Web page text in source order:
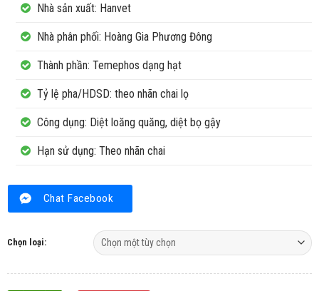
Nhà sản xuất: Hanvet
Nhà phân phối: Hoàng Gia Phương Đông
Thành phần: Temephos dạng hạt
Tỷ lệ pha/HDSD: theo nhãn chai lọ
Công dụng: Diệt loăng quăng, diệt bọ gậy
Hạn sử dụng: Theo nhãn chai
Chat Facebook
Chọn loại: